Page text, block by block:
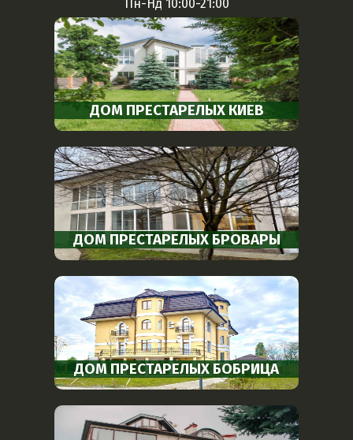
Пн-Нд 10:00-21:00
ДОМ ПРЕСТАРЕЛЫХ КИЕВ
ДОМ ПРЕСТАРЕЛЫХ БРОВАРЫ
ДОМ ПРЕСТАРЕЛЫХ БОБРИЦА